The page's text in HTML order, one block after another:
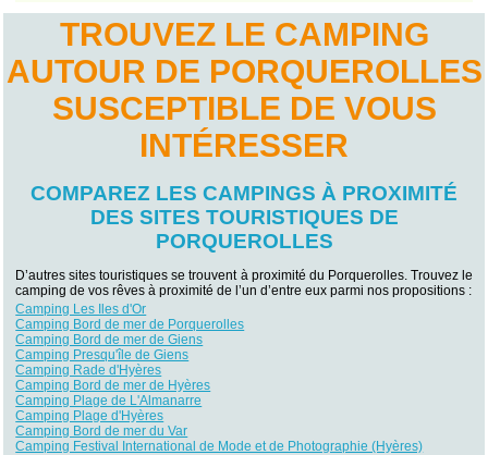
TROUVEZ LE CAMPING
AUTOUR DE PORQUEROLLES
SUSCEPTIBLE DE VOUS
INTÉRESSER
COMPAREZ LES CAMPINGS À PROXIMITÉ
DES SITES TOURISTIQUES DE
PORQUEROLLES
D’autres sites touristiques se trouvent à proximité du Porquerolles. Trouvez le
camping de vos rêves à proximité de l’un d’entre eux parmi nos propositions :
Camping Les Iles d'Or
Camping Bord de mer de Porquerolles
Camping Bord de mer de Giens
Camping Presqu'île de Giens
Camping Rade d'Hyères
Camping Bord de mer de Hyères
Camping Plage de L'Almanarre
Camping Plage d'Hyères
Camping Bord de mer du Var
Camping Festival International de Mode et de Photographie (Hyères)